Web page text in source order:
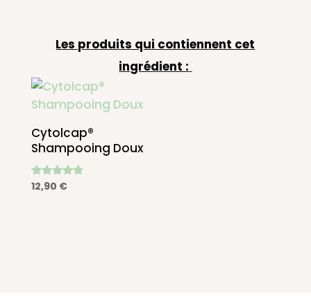
Les produits qui contiennent cet
ingrédient :
Cytolcap®
Shampooing Doux
Note
4.67
12,90 €